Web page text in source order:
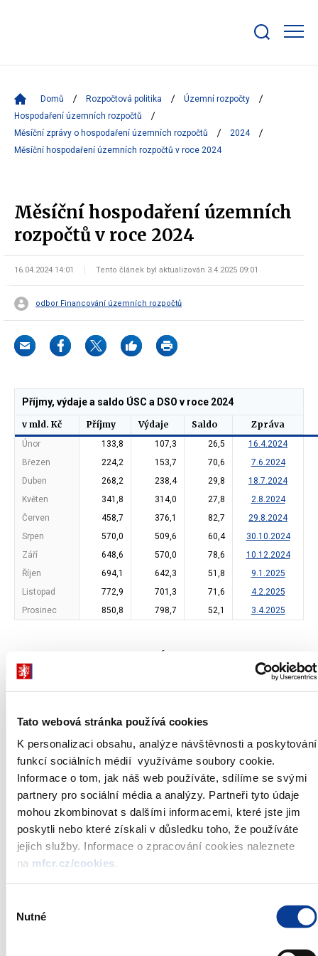
Tato webová stránka používá cookies
K personalizaci obsahu, analýze návštěvnosti a poskytování
funkcí sociálních médií využíváme soubory cookie.
Informace o tom, jak náš web používáte, sdílíme se svými
partnery pro sociální média a analýzy. Partneři tyto údaje
mohou zkombinovat s dalšími informacemi, které jste jim
poskytli nebo které získali v důsledku toho, že používáte
jejich služby. Informace o zpracování cookies naleznete
na mfcr.cz/cookies.
souhlasu
Nutné
bar
Domů Rozpočtová politika
Územní rozpočty
Hospodaření územních rozpočtů
Měsíční zprávy o hospodaření územních rozpočtů
2024
Měsíční hospodaření územních rozpočtů v roce 2024
Měsíční hospodaření územních
rozpočtů v roce 2024
16.04.2024 14:01 Tento článek byl aktualizován 3.4.2025 09:01
odbor Financování územních rozpočtů
Příjmy, výdaje a saldo ÚSC a DSO v roce 2024
v mld. Kč Příjmy Výdaje Saldo Zpráva
Únor 133,8 107,3 26,5
16.4.2024
Březen
224,2 153,7 70,6
7.6.2024
Duben
268,2 238,4 29,8
18.7.2024
Květen
341,8 314,0 27,8
2.8.2024
Červen
458,7 376,1 82,7
29.8.2024
Srpen
570,0 509,6 60,4
30.10.2024
Září
648,6 570,0 78,6
10.12.2024
Říjen
694,1 642,3 51,8
9.1.2025
Listopad
772,9 701,3 71,6
4.2.2025
Prosinec
850,8 798,7 52,1 3.4.2025
Příjmy, výdaje a saldo ÚSC a DSO v
The chart has 1 X axis displaying categories.
The chart has 1 Y axis displaying mld. Kč. Data ranges from 26.5 to
mld. Kč
Výdaje
ÚnorBřezenDubenKvětenČervenSrpen ZáříŘíjenListopadProsinec
0
250
500
Ukazatele v mld. Kč